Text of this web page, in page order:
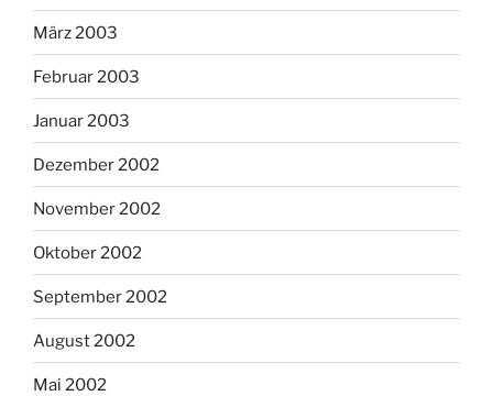
März 2003
Februar 2003
Januar 2003
Dezember 2002
November 2002
Oktober 2002
September 2002
August 2002
Mai 2002